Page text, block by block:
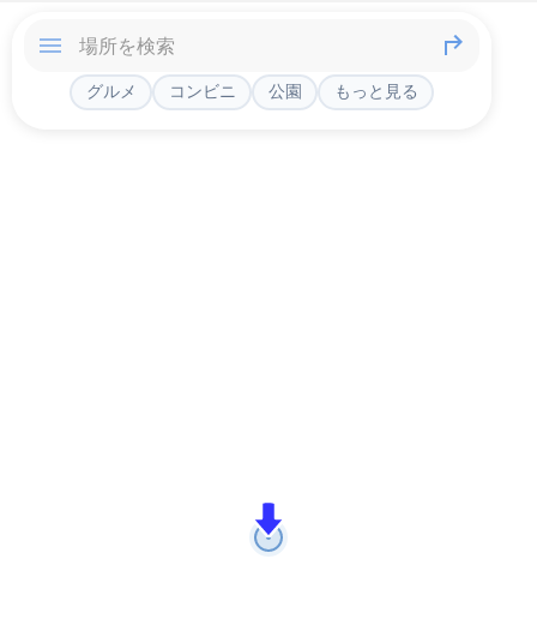
グルメ コンビニ 公園 もっと見る